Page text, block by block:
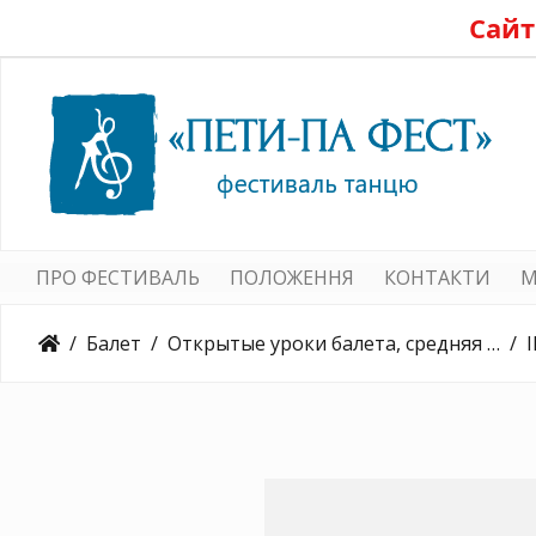
ПРО ФЕСТИВАЛЬ ПОЛОЖЕННЯ КОНТАКТИ
Балет Открытые уроки балета, средняя группа 16.12.2015